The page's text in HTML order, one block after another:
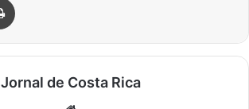
Jornal de Costa Rica